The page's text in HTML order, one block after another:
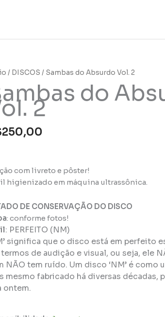
/ DISCOS / Sambas do Absurdo Vol. 2
do
2
250,00
com livreto e pôster!
higienizado em máquina ultrassônica.
DE CONSERVAÇÃO DO DISCO
: conforme fotos!
: PERFEITO (NM)
significa que o disco está em perfeito
de audição e visual, ou seja, ele
NÃO tem ruído. Um disco ‘NM’ é como
mesmo fabricado há diversas décadas,
ontem.